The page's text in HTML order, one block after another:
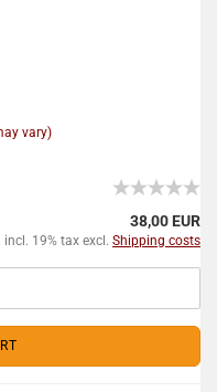
vary)
38,00 EUR
incl. 19% tax excl. Shipping costs